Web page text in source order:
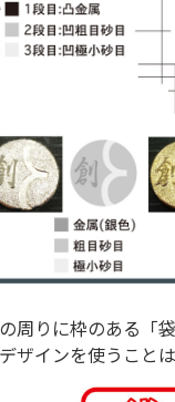
周りに枠のある「
ザインを使うことは